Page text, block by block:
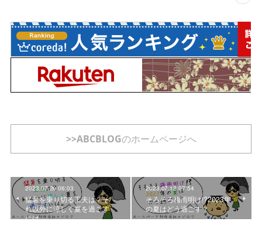
>>ABCBLOGのホームページへ
2023.07.26 06:03
猛暑を乗り切る工夫は？そ
れ以外に涼しく夏を過ごす
には。
2023.07.12 07:54
そろそろ梅雨明け!?2023年
の夏はどう過ごす？